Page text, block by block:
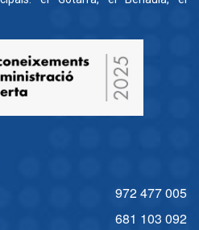
972 477 005
681 103 092